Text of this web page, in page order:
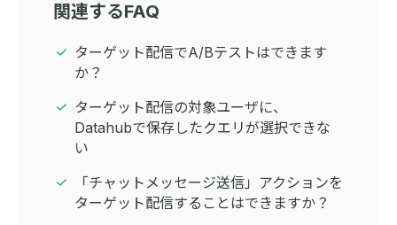
関連するFAQ
ターゲット配信でA/Bテストはできます
か？
ターゲット配信の対象ユーザに、
Datahubで保存したクエリが選択できな
い
「チャットメッセージ送信」アクションを
ターゲット配信することはできますか？